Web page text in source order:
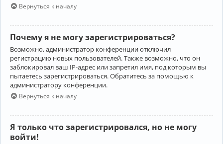
Вернуться к началу
Почему я не могу зарегистрироваться?
Возможно, администратор конференции отключил
регистрацию новых пользователей. Также возможно, что он
заблокировал ваш IP-адрес или запретил имя, под которым вы
пытаетесь зарегистрироваться. Обратитесь за помощью к
администратору конференции.
Вернуться к началу
Я только что зарегистрировался, но не могу
войти!